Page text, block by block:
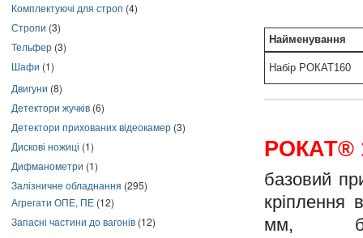
Комплектуючі для строп (4)
Стропи (3)
Тельфер (3)
Шафи (1)
Двигуни (8)
Детектори жучків (6)
Детектори прихованих відеокамер (3)
Дискові ножиці (1)
Дифманометри (1)
Залізничне обладнання (295)
Агрегати ОПЕ, ПЕ (12)
Запасні частини до вагонів (12)
Найменування
Набір РОКАТ160
РОКАТ®
базовий
кріплення
мм,